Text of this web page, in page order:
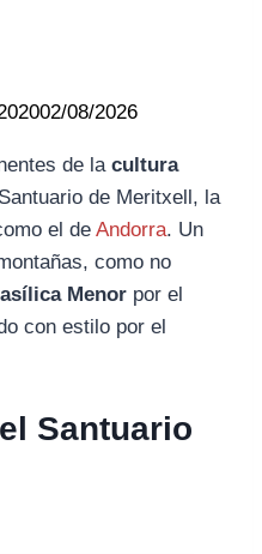
02/08/2026
de la cultura
de Meritxell, la
el de Andorra. Un
como no
Menor por el
con estilo por el
Santuario